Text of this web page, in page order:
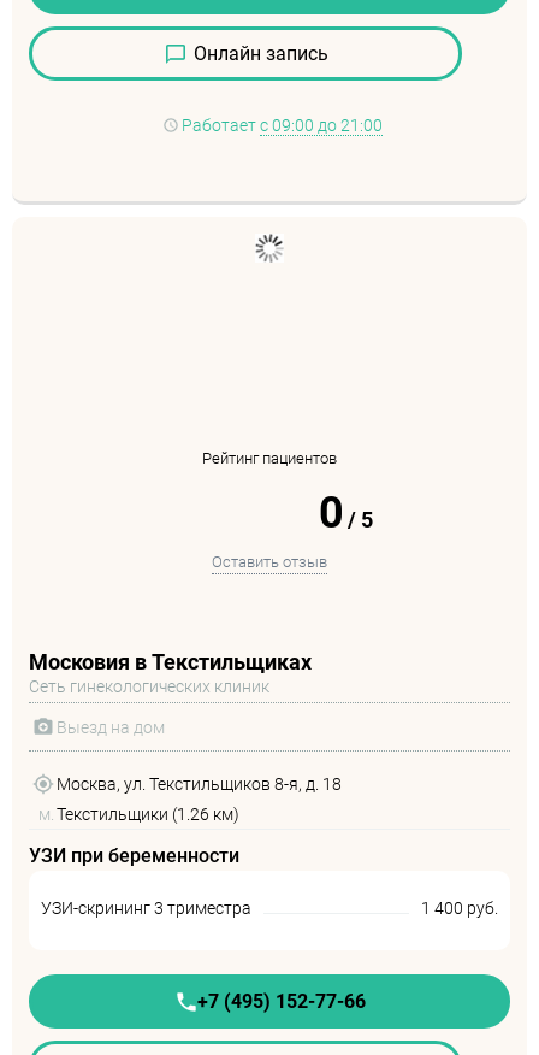
Онлайн запись
Работаетс 09:00 до 21:00
Рейтинг пациентов
0 / 5
Оставить отзыв
Московия в Текстильщиках
Сеть гинекологических клиник
Выезд на дом
Москва, ул. Текстильщиков 8-я, д. 18
м. Текстильщики (1.26 км)
УЗИ при беременности
УЗИ-скрининг 3 триместра 1 400 руб.
+7 (495) 152-77-66